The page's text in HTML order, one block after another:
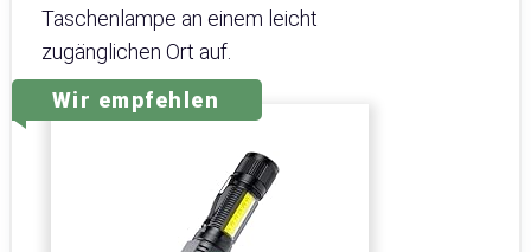
Taschenlampe an einem leicht
zugänglichen Ort auf.
Wir empfehlen